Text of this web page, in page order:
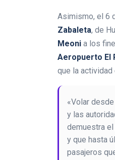
Asimismo, el 6
Zabaleta, de
Meoni a los
Aeropuerto El
que la
«Volar
y las
demuestra
y que hasta
pasajeros